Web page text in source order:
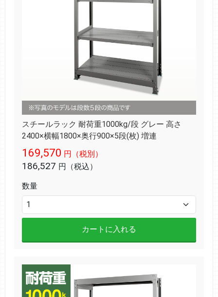
スチールラック 耐荷重1000kg/段 グレー 高さ
2400×横幅1800×奥行900×5段(枚) 増連
169,570 円（税別）
186,527 円（税込）
数量
カートに入れる